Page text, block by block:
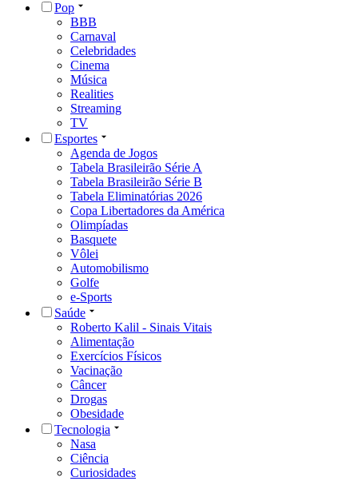
Pop
BBB
Carnaval
Celebridades
Cinema
Música
Realities
Streaming
TV
Esportes
Agenda de Jogos
Tabela Brasileirão Série A
Tabela Brasileirão Série B
Tabela Eliminatórias 2026
Copa Libertadores da América
Olimpíadas
Basquete
Vôlei
Automobilismo
Golfe
e-Sports
Saúde
Roberto Kalil - Sinais Vitais
Alimentação
Exercícios Físicos
Vacinação
Câncer
Drogas
Obesidade
Tecnologia
Nasa
Ciência
Curiosidades